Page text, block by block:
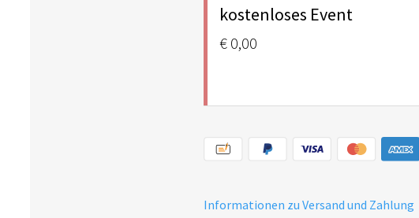
kostenloses Event
€ 0,00
Informationen zu Versand und Zahlung